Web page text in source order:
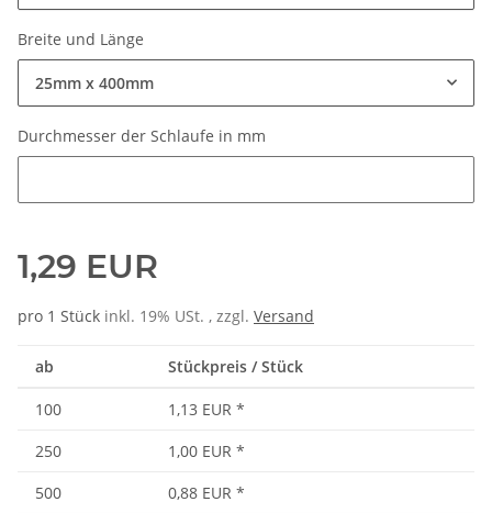
Breite und Länge
25mm x 400mm
Durchmesser der Schlaufe in mm
1,29 EUR
pro 1 Stück inkl. 19% USt. , zzgl. Versand
ab Stückpreis / Stück
100 1,13 EUR *
250
1,00 EUR *
500
0,88 EUR *